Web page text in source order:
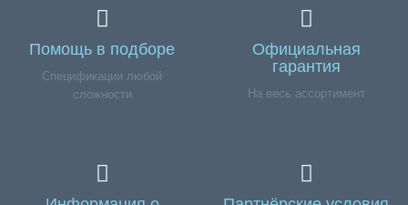
Помощь в подборе
Спецификации любой
сложности
Официальная
гарантия
На весь ассортимент